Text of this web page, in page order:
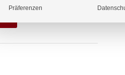
Präferenzen